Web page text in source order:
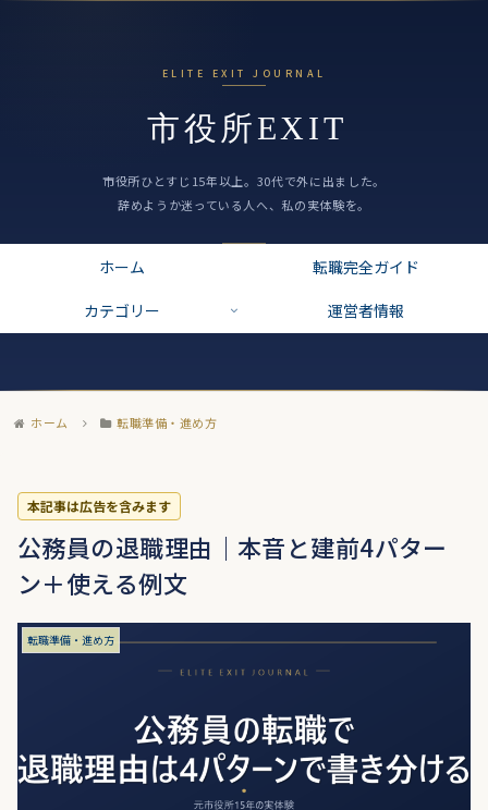
ホーム
転職完全ガイド
カテゴリー
運営者情報
ホーム 転職準備・進め方
本記事は広告を含みます
公務員の退職理由｜本音と建前4パター
ン＋使える例文
転職準備・進め方